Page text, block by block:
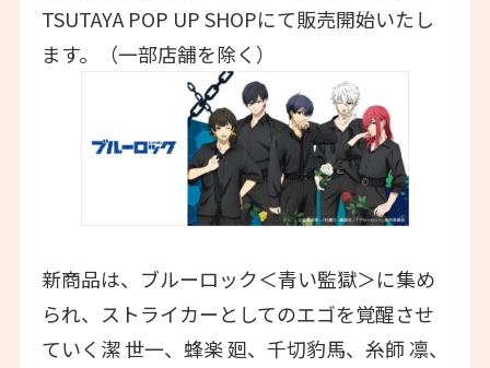
TSUTAYA POP UP SHOPにて販売開始いたし
ます。（一部店舗を除く）
新商品は、ブルーロック＜青い監獄＞に集め
られ、ストライカーとしてのエゴを覚醒させ
ていく潔 世一、蜂楽 廻、千切豹馬、糸師 凛、